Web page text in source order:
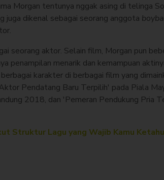
Morgan tentunya nggak asing di telinga
juga dikenal sebagai seorang anggota
seorang aktor. Selain film, Morgan pun
penampilan menarik dan kemampuan
karakter di berbagai film yang
Pendatang Baru Terpilih' pada Piala
2018, dan 'Pemeran Pendukung Pria
Struktur Lagu yang Wajib Kamu